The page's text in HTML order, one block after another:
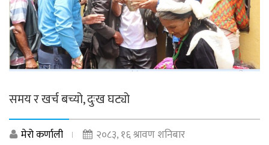
समय र खर्च बच्यो, दुःख घट्यो
मेरो कर्णाली
२०८३, १६ श्रावण शनिबार